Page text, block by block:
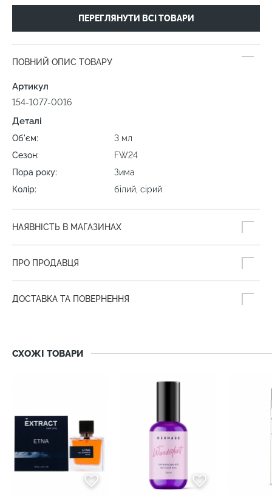
ПЕРЕГЛЯНУТИ ВСІ ТОВАРИ
ПОВНИЙ ОПИС ТОВАРУ
Артикул
154-1077-0016
Деталі
Об'єм:
3 мл
Сезон:
FW24
Пора року:
Зима
Колір:
білий, сірий
НАЯВНІСТЬ В МАГАЗИНАХ
ПРО ПРОДАВЦЯ
ДОСТАВКА ТА ПОВЕРНЕННЯ
СХОЖІ ТОВАРИ